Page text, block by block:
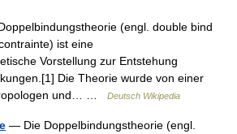
(engl. double bind
ist eine
Vorstellung zur Entstehung
Die Theorie wurde von einer
und… …
Deutsch Wikipedia
— Die Doppelbindungstheorie (engl.